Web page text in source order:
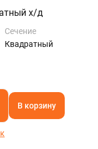
х/д
Сечение
Квадратный
В корзину